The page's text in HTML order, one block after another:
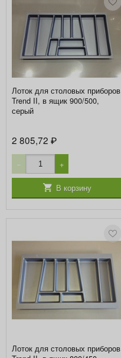
Лоток для столовых приборов
Trend II, в ящик 900/500,
серый
2 805,72₽
− +
В корзину
Лоток для столовых приборов